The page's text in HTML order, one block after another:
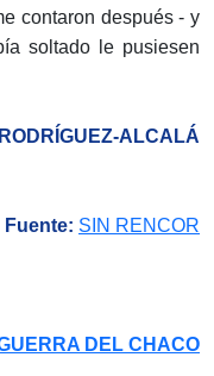
contaron después - y
soltado le pusiesen
ALCALÁ
Fuente: SIN RENCOR
DEL CHACO